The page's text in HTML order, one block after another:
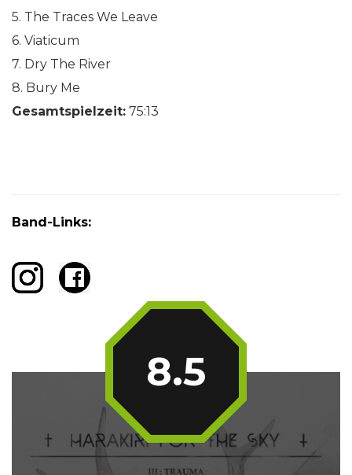
5. The Traces We Leave
6. Viaticum
7. Dry The River
8. Bury Me
Gesamtspielzeit: 75:13
Band-Links:
8.5